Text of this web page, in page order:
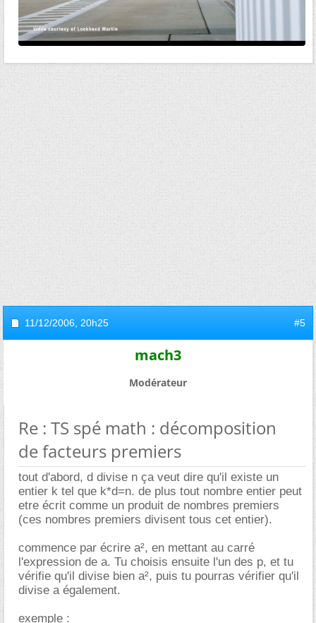
11/12/2006, 20h25 #5
mach3
Modérateur
Re : TS spé math : décomposition
de facteurs premiers
tout d'abord, d divise n ça veut dire qu'il existe un
entier k tel que k*d=n. de plus tout nombre entier peut
etre écrit comme un produit de nombres premiers
(ces nombres premiers divisent tous cet entier).
commence par écrire a², en mettant au carré
l'expression de a. Tu choisis ensuite l'un des p, et tu
vérifie qu'il divise bien a², puis tu pourras vérifier qu'il
divise a également.
exemple :